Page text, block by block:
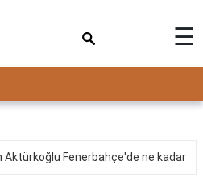
☰
Aktürkoğlu Fenerbahçe'de ne kadar